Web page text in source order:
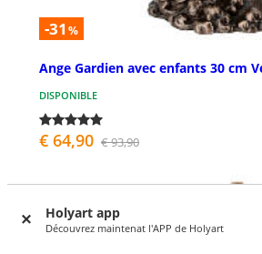
Holyart app
Découvrez maintenat l'APP de Holyart
-31 %
Ange Gardien avec enfants 30 cm
DISPONIBLE
€ 64,90 € 93,90
NOUVEAUTÉS